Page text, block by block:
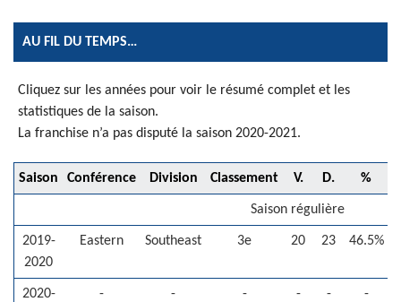
AU FIL DU TEMPS…
Cliquez sur les années pour voir le résumé complet et les
statistiques de la saison.
La franchise n’a pas disputé la saison 2020-2021.
Saison Conférence Division Classement V. D. %
Saison régulière
2019-
2020
Eastern Southeast 3e 20 23 46.5%
2020-
- - - - - -